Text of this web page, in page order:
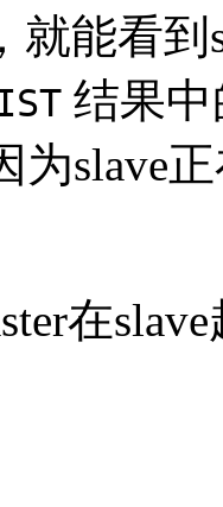
就能看到
结果
为slave
在